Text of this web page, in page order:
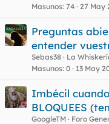
Masunos 74 27 May
Preguntas
entender
Sebas38
La
Masunos 0 13 May
Imbécil
BLOQUEES
GoogleTM
Foro